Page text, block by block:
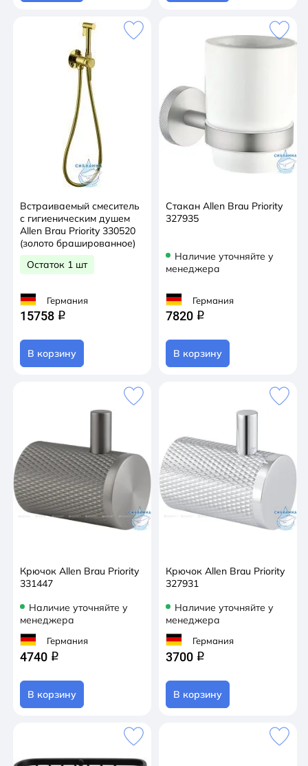
Встраиваемый смеситель
с гигиеническим душем
Allen Brau Priority 330520
(золото брашированное)
Остаток 1 шт
Германия
15758 q
В корзину
Стакан Allen Brau Priority
327935
Наличие уточняйте у
менеджера
Германия
7820 q
В корзину
Крючок Allen Brau Priority
331447
Наличие уточняйте у
менеджера
Германия
4740 q
В корзину
Крючок Allen Brau Priority
327931
Наличие уточняйте у
менеджера
Германия
3700 q
В корзину